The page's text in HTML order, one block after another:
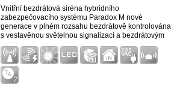
Vnitřní bezdrátová siréna hybridního
zabezpečovacího systému Paradox M nové
generace v plném rozsahu bezdrátově kontrolována
s vestavěnou světelnou signalizací a bezdrátovým
vysílačem. Zapojení do zásuvky 110-260VAC